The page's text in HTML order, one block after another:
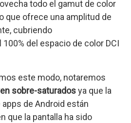
todo el gamut de color
que ofrece una amplitud de
cubriendo
del espacio de color DCI
este modo, notaremos
sobre-saturadosya que la
de Android están
que la pantalla ha sido